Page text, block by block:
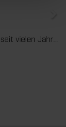
Wir bieten mit der masterstrip|plate eine seit vielen Jahren bewährte Lösung für maximale Prozesssicherheit beim Ausbrechen. Das speziell entwickelte Ausbrechoberteil ermöglicht einen stabilen, sauberen und effizienten Ausbrechprozess auch bei anspruchsvollen Anwendungen.